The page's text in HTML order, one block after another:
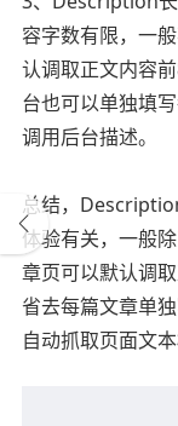
容字数有限，一
认调取正文内容
台也可以单独填
调用后台描述。
总结，
体验有关，一般
章页可以默认调
省去每篇文章单
自动抓取页面文